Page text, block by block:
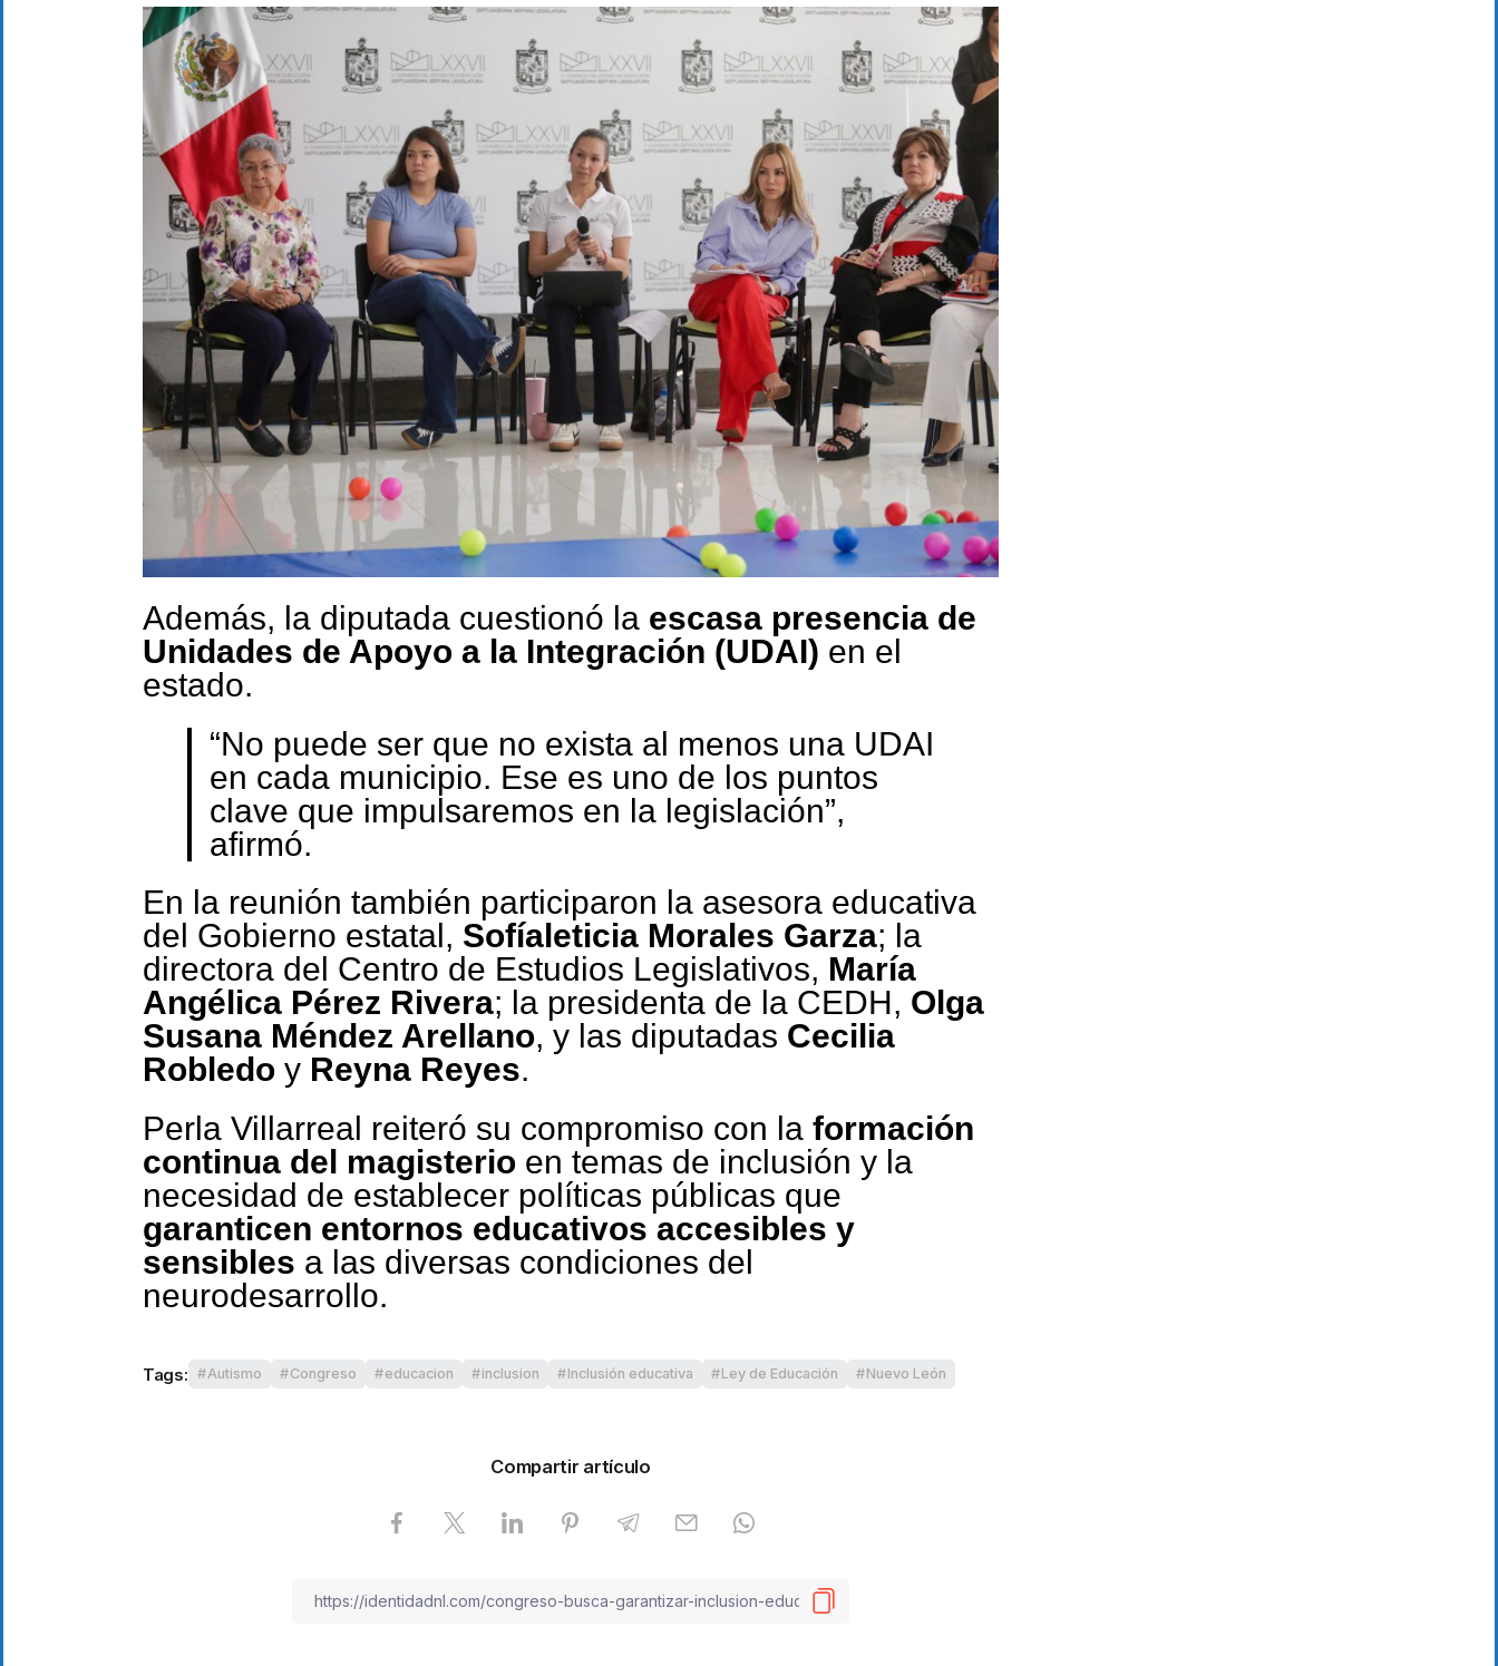
Además, la diputada cuestionó la escasa presencia de
Unidades de Apoyo a la Integración (UDAI) en el
estado.
“No puede ser que no exista al menos una UDAI
en cada municipio. Ese es uno de los puntos
clave que impulsaremos en la legislación”,
afirmó.
En la reunión también participaron la asesora educativa
del Gobierno estatal, Sofíaleticia Morales Garza; la
directora del Centro de Estudios Legislativos, María
Angélica Pérez Rivera; la presidenta de la CEDH, Olga
Susana Méndez Arellano, y las diputadas Cecilia
Robledo y Reyna Reyes.
Perla Villarreal reiteró su compromiso con la formación
continua del magisterio en temas de inclusión y la
necesidad de establecer políticas públicas que
garanticen entornos educativos accesibles y
sensibles a las diversas condiciones del
neurodesarrollo.
Tags: Autismo Congreso educacion inclusion Inclusión educativa Ley de Educación Nuevo León
Compartir artículo